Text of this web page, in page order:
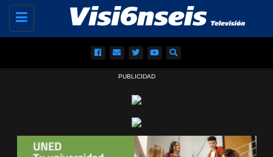
Toggle
navigation
PUBLICIDAD